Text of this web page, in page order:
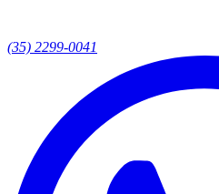
(35) 2299-0041